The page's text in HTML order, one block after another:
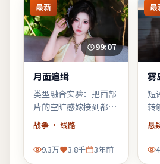
最新
99:07
月面追缉
类型融合实验：把西部
片的空旷感嫁接到都市
霓虹里，观感新奇，口
度一定不低。
战争· 线路
9.3万 3.8千 3年前
最
雾
短
转
点
好
悬